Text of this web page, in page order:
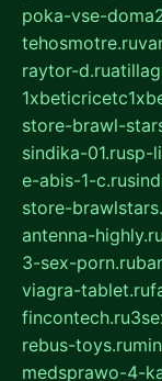
poka-vse-
tehosmotre.ru
raytor-d.ru
store-brawl-
sindika-01.rusp-
e-abis-1-c.ru
store-
antenna-highly.ru
3-sex-porn.ru
viagra-tablet.ru
fincontech.ru
rebus-toys.ru
medsprawo-4-